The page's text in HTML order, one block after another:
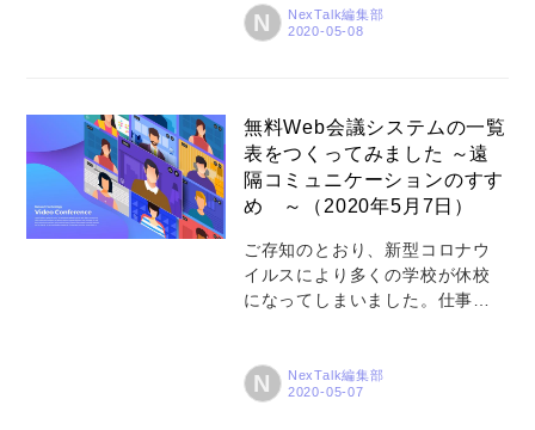
の動物はなに？？？】解説はこ
ちらで_壁紙ダウンロード情報
所】こんな時みんなどうして
る？
N NexTalk編集部
無料Web会議システムの一覧
表をつくってみました ～遠
隔コミュニケーションのすす
め ～（2020年5月7日）
ご存知のとおり、新型コロナウ
イルスにより多くの学校が休校
になってしまいました。仕事で
どもたちや保護者さんのコミュ
ニケーションがとれなくなって
N NexTalk編集部